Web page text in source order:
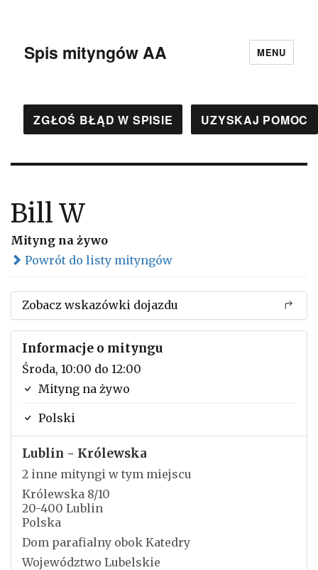
Spis mityngów AA MENU
ZGŁOŚ BŁĄD W SPISIE UZYSKAJ POMOC
Bill W
Mityng na żywo
Powrót do listy mityngów
Zobacz wskazówki dojazdu
Informacje o mityngu
Środa, 10:00 do 12:00
Mityng na żywo
Polski
Lublin - Królewska
2 inne mityngi w tym miejscu
Królewska 8/10
20-400 Lublin
Polska
Dom parafialny obok Katedry
Województwo Lubelskie